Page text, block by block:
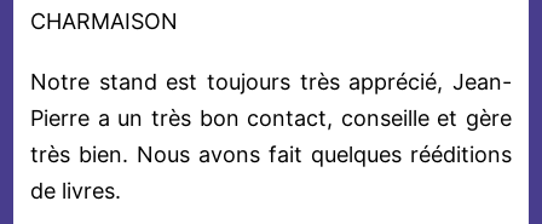
CHARMAISON
Notre stand est toujours très apprécié, Jean-
Pierre a un très bon contact, conseille et gère
très bien. Nous avons fait quelques rééditions
de livres.